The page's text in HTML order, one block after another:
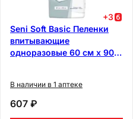
+3
Seni Soft Basic Пеленки
впитывающие
одноразовые 60 см х 90
В наличии в 1 аптеке
607 ₽